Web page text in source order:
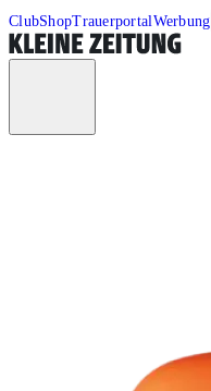
ClubShopTrauerportalWerbung